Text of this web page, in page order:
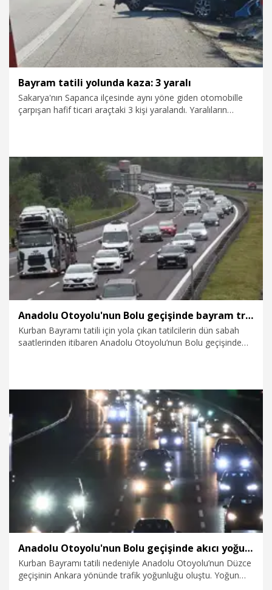
Bayram tatili yolunda kaza: 3 yaralı
Sakarya'nın Sapanca ilçesinde aynı yöne giden otomobille
çarpışan hafif ticari araçtaki 3 kişi yaralandı. Yaralıların
28.05.2026 Gündem
Anadolu Otoyolu'nun Bolu geçişinde bayram trafiği
Kurban Bayramı tatili için yola çıkan tatilcilerin dün sabah
saatlerinden itibaren Anadolu Otoyolu’nun Bolu geçişinde
24.05.2026 Foto Galeri
Anadolu Otoyolu'nun Bolu geçişinde akıcı yoğunluk sürüyor
Kurban Bayramı tatili nedeniyle Anadolu Otoyolu’nun Düzce
geçişinin Ankara yönünde trafik yoğunluğu oluştu. Yoğun